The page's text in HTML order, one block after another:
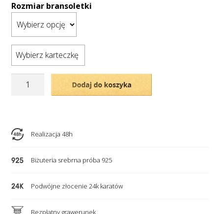
Rozmiar bransoletki
Wybierz karteczkę
złotym
łańcuszku
naturalnych
Dodaj do koszyka
Realizacja 48h
Biżuteria srebrna próba 925
Podwójne złocenie 24k karatów
Bezpłatny grawerunek